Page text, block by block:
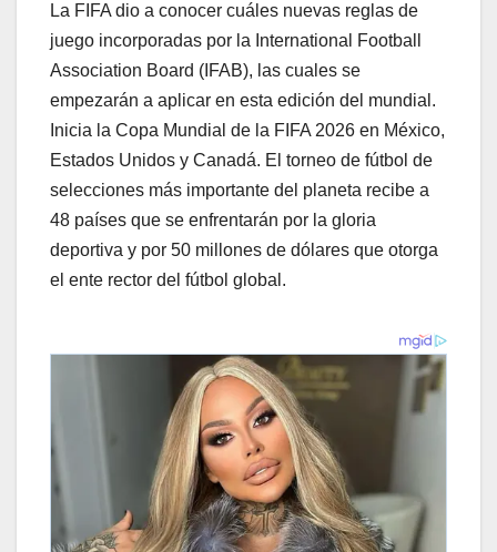
La FIFA dio a conocer cuáles nuevas reglas de
juego incorporadas por la International Football
Association Board (IFAB), las cuales se
empezarán a aplicar en esta edición del mundial.
Inicia la Copa Mundial de la FIFA 2026 en México,
Estados Unidos y Canadá. El torneo de fútbol de
selecciones más importante del planeta recibe a
48 países que se enfrentarán por la gloria
deportiva y por 50 millones de dólares que otorga
el ente rector del fútbol global.